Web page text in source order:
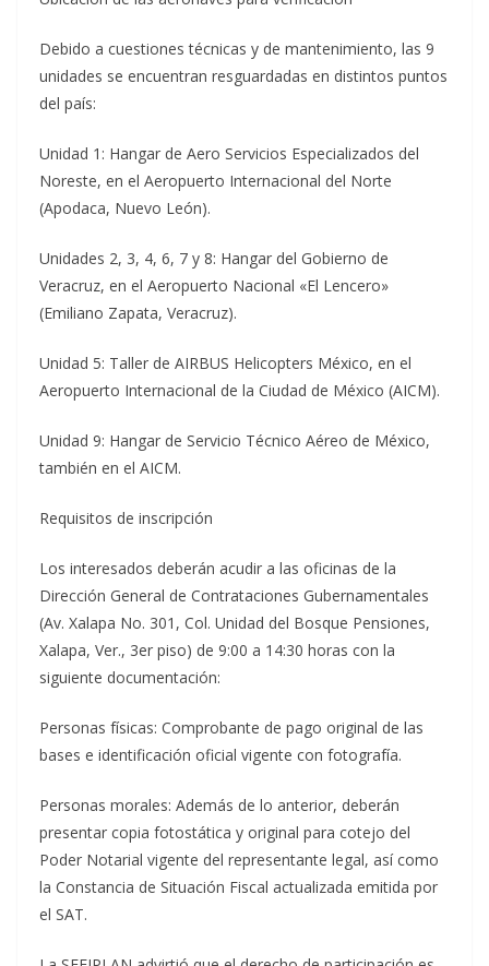
Debido a cuestiones técnicas y de mantenimiento, las 9
unidades se encuentran resguardadas en distintos puntos
del país:
Unidad 1: Hangar de Aero Servicios Especializados del
Noreste, en el Aeropuerto Internacional del Norte
(Apodaca, Nuevo León).
Unidades 2, 3, 4, 6, 7 y 8: Hangar del Gobierno de
Veracruz, en el Aeropuerto Nacional «El Lencero»
(Emiliano Zapata, Veracruz).
Unidad 5: Taller de AIRBUS Helicopters México, en el
Aeropuerto Internacional de la Ciudad de México (AICM).
Unidad 9: Hangar de Servicio Técnico Aéreo de México,
también en el AICM.
Requisitos de inscripción
Los interesados deberán acudir a las oficinas de la
Dirección General de Contrataciones Gubernamentales
(Av. Xalapa No. 301, Col. Unidad del Bosque Pensiones,
Xalapa, Ver., 3er piso) de 9:00 a 14:30 horas con la
siguiente documentación:
Personas físicas: Comprobante de pago original de las
bases e identificación oficial vigente con fotografía.
Personas morales: Además de lo anterior, deberán
presentar copia fotostática y original para cotejo del
Poder Notarial vigente del representante legal, así como
la Constancia de Situación Fiscal actualizada emitida por
el SAT.